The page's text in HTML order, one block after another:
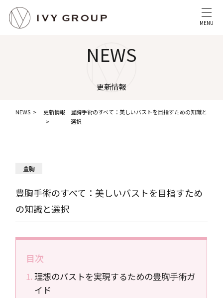
MENU
NEWS
更新情報
NEWS 更新情報
豊胸手術のすべて：美しいバストを目指すための知識と
選択
豊胸
豊胸手術のすべて：美しいバストを目指すため
の知識と選択
目次
理想のバストを実現するための豊胸手術ガ
イド